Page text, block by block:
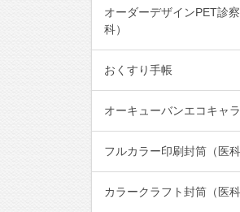
オーダーデザインPET診
科）
おくすり手帳
オーキューバンエコキャ
フルカラー印刷封筒（医科
カラークラフト封筒（医科